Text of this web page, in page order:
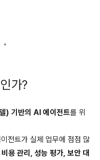
가?
) 기반의 AI 에이전트를 위
전트가 실제 업무에 점점 많
용 관리, 성능 평가, 보안 대